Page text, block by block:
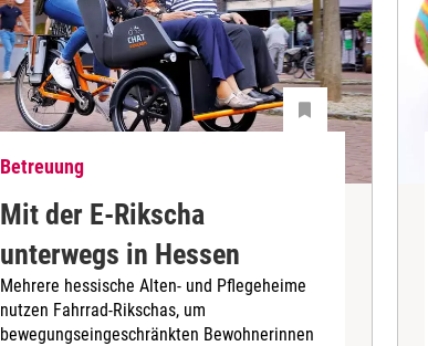
Betreuung
Mit der E-Rikscha
unterwegs in Hessen
Mehrere hessische Alten- und Pflegeheime
nutzen Fahrrad-Rikschas, um
bewegungseingeschränkten Bewohnerinnen